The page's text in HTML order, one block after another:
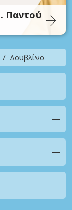
Παντού
Δουβλίνο